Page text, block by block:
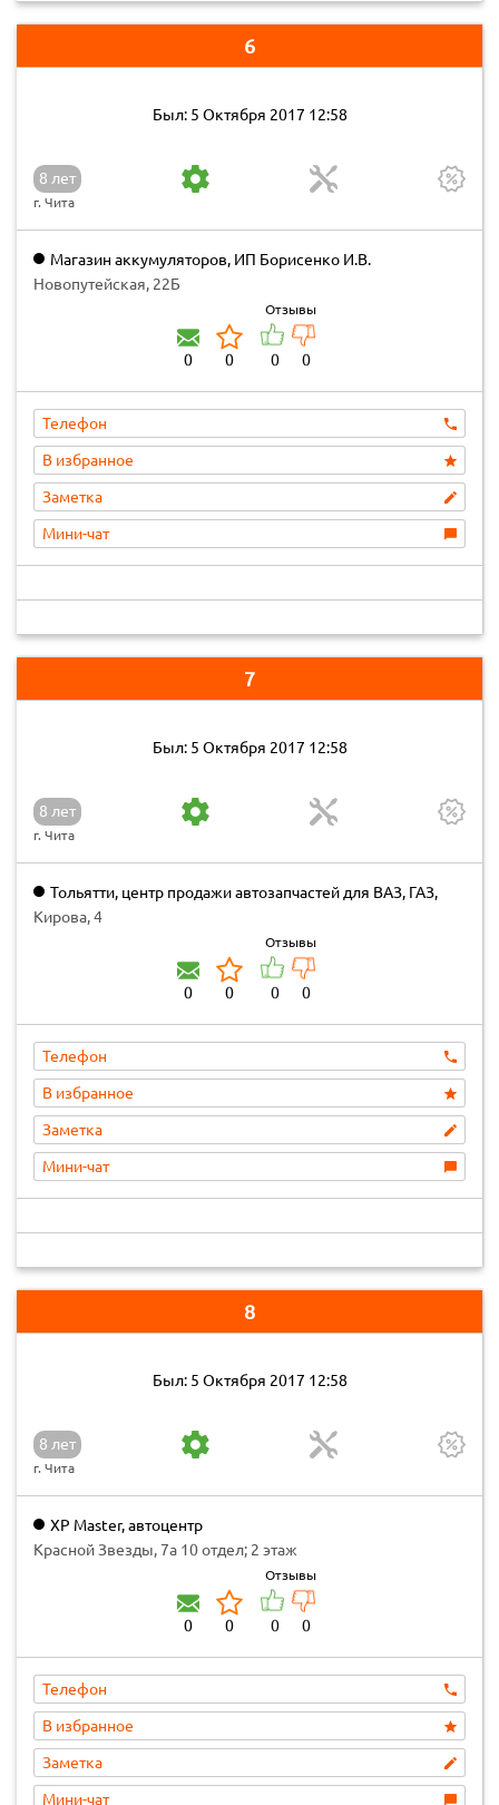
6
Был: 5 Октября 2017 12:58
8 лет
г. Чита
Магазин аккумуляторов, ИП Борисенко И.В.
Новопутейская, 22Б
0 0
Отзывы
0 0
Телефон
В избранное
Заметка
Мини-чат
7
Был: 5 Октября 2017 12:58
8 лет
г. Чита
Тольятти, центр продажи автозапчастей для ВАЗ, ГАЗ,
УАЗ
Кирова, 4
0 0
Отзывы
0 0
Телефон
В избранное
Заметка
Мини-чат
8
Был: 5 Октября 2017 12:58
8 лет
г. Чита
XP Master, автоцентр
Красной Звезды, 7а 10 отдел; 2 этаж
0 0
Отзывы
0 0
Телефон
В избранное
Заметка
Мини-чат